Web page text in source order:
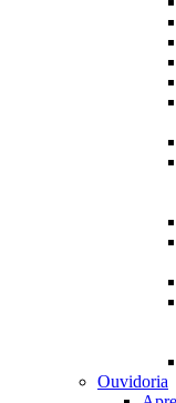
Ouvidoria